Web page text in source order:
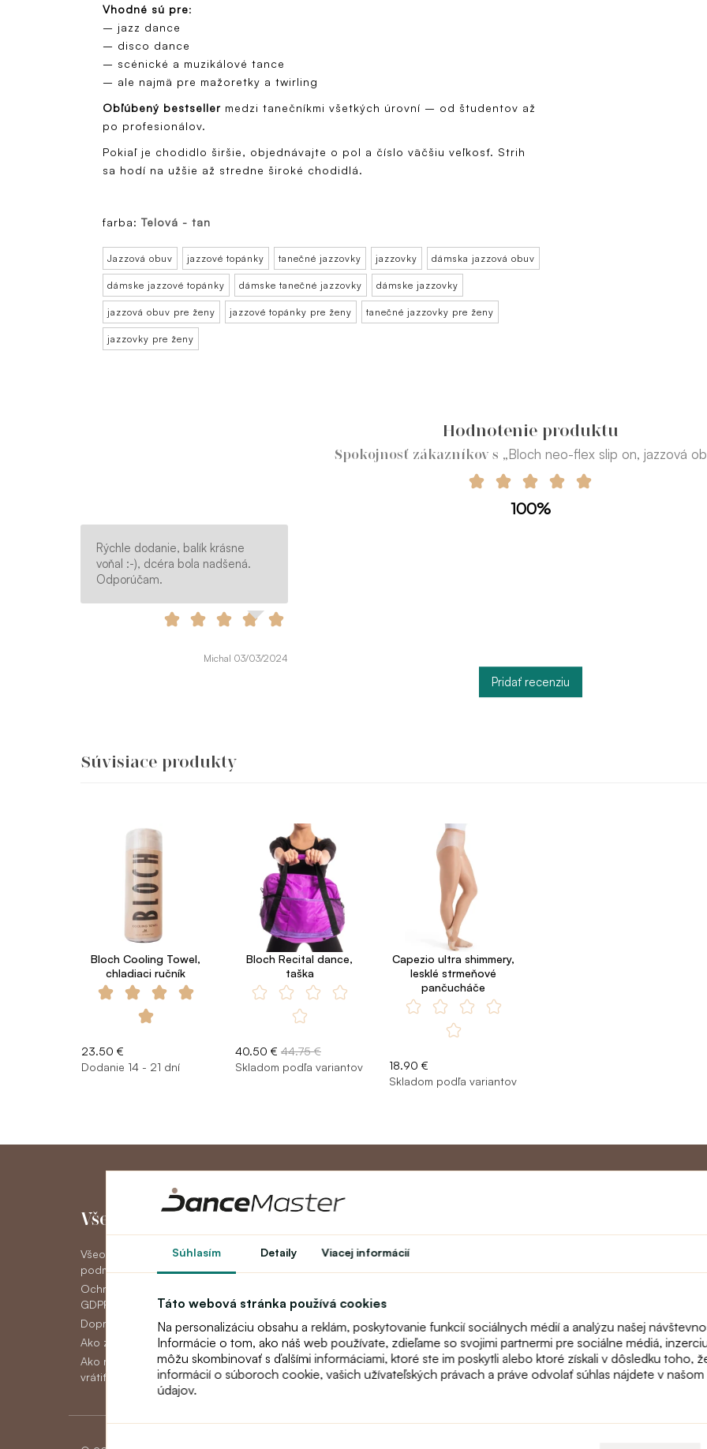
Súhlasím Detaily Viacej informácií
Táto webová stránka používá cookies
Na personalizáciu obsahu a reklám, poskytovanie funkcií sociálnych médií a analýzu našej
Informácie o tom, ako náš web používate, zdieľame so svojimi partnermi pre sociálne médiá,
môžu skombinovať s ďalšími informáciami, ktoré ste im poskytli alebo ktoré získali v dôsledku toho,
informácií o súboroch cookie, vašich užívateľských právach a práve odvolať súhlas nájdete v
údajov.
Vhodné sú pre:
– jazz dance
– disco dance
– scénické a muzikálové tance
– ale najmä pre mažoretky a twirling
Obľúbený bestseller medzi tanečníkmi všetkých úrovní – od študentov až
po profesionálov.
Pokiaľ je chodidlo širšie, objednávajte o pol a číslo väčšiu veľkosť. Strih
sa hodí na užšie až stredne široké chodidlá.
farba: Telová - tan
Jazzová obuv jazzové topánky tanečné jazzovky jazzovky dámska jazzová obuv
dámske jazzové topánky dámske tanečné jazzovky dámske jazzovky
jazzová obuv pre ženy jazzové topánky pre ženy tanečné jazzovky pre ženy
jazzovky pre ženy
Hodnotenie produktu
Spokojnosť zákazníkov s „Bloch neo-flex slip on, jazzová
100%
Rýchle dodanie, balík krásne
voňal :-), dcéra bola nadšená.
Odporúčam.
Michal 03/03/2024
Pridať recenziu
Súvisiace produkty
Bloch Cooling Towel,
chladiaci ručník
23.50 €
Dodanie 14 - 21 dní
Bloch Recital dance,
taška
40.50 € 44.75 €
Skladom podľa variantov
Capezio ultra shimmery,
lesklé strmeňové
pančucháče
18.90 €
Skladom podľa variantov
Všetko o nákupe
Všeobecné obchodné
podmienky
Ochrana osobných údajov
GDPR
Doprava
Ako zaplatiť
Ako reklamovať, vymeniť alebo
vrátiť tovar
Môj účet
História objednávok
Študent
Kontakt
odstúpenie
Mapa stránok
Fitting